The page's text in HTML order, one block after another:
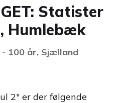
Statister
Humlebæk
100 år, Sjælland
2" er der følgende